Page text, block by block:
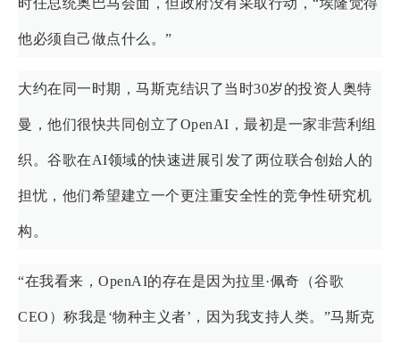
他必须自己做点什么。”
大约在同一时期，马斯克结识了当时30岁的投资人奥特
曼，他们很快共同创立了OpenAI，最初是一家非营利组
织。谷歌在AI领域的快速进展引发了两位联合创始人的
担忧，他们希望建立一个更注重安全性的竞争性研究机
构。
“在我看来，OpenAI的存在是因为拉里·佩奇（谷歌
CEO）称我是‘物种主义者’，因为我支持人类。”马斯克